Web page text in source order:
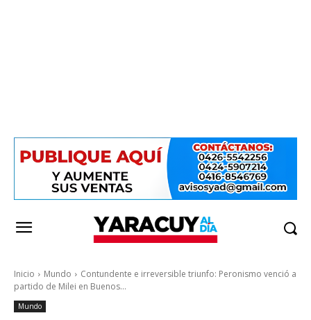
Inicio Mundo
Contundente e irreversible triunfo: Peronismo venció a
partido de Milei en Buenos...
Mundo